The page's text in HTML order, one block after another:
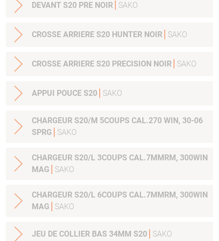
DEVANT S20 PRE NOIR SAKO
CROSSE ARRIERE S20 HUNTER NOIR SAKO
CROSSE ARRIERE S20 PRECISION NOIR SAKO
APPUI POUCE S20 SAKO
CHARGEUR S20/M 5COUPS CAL.270 WIN, 30-06
SPRG
SAKO
CHARGEUR S20/L 3COUPS CAL.7MMRM, 300WIN
MAG
SAKO
CHARGEUR S20/L 6COUPS CAL.7MMRM, 300WIN
MAG
SAKO
JEU DE COLLIER BAS 34MM S20 SAKO